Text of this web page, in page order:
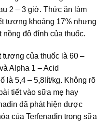
2 – 3 giờ. Thức ăn làm
tương khoảng 17% nhưng
nồng độ đỉnh của thuốc.
tương của thuốc là 60 –
Alpha 1 – Acid
là 5,4 – 5,8lít/kg. Không rõ
tiết vào sữa mẹ hay
đã phát hiện được
của Terfenadin trong sữa